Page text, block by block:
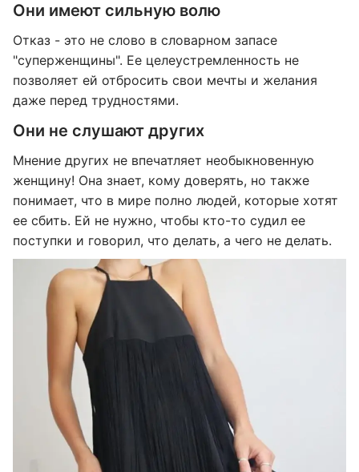
Они имеют сильную волю
Отказ - это не слово в словарном запасе
"суперженщины". Ее целеустремленность не
позволяет ей отбросить свои мечты и желания
даже перед трудностями.
Они не слушают других
Мнение других не впечатляет необыкновенную
женщину! Она знает, кому доверять, но также
понимает, что в мире полно людей, которые хотят
ее сбить. Ей не нужно, чтобы кто-то судил ее
поступки и говорил, что делать, а чего не делать.